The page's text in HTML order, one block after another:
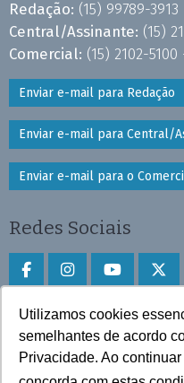
Utilizamos cookies
semelhantes de acordo
Privacidade. Ao
Redação: (15) 99789-3913
Central/Assinante: (15)
Comercial: (15) 2102-
Enviar e-mail para Redação
Enviar e-mail para Central/
Enviar e-mail para o
Redes Sociais
Faça download do
Play Store e App Store